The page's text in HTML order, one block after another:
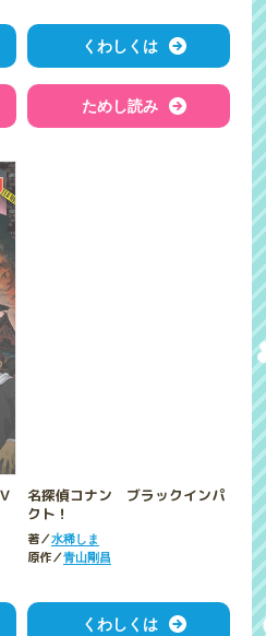
くわしくは
ためし読み
名探偵コナン ブラックインパ
クト！
著／水稀しま
原作／青山剛昌
くわしくは